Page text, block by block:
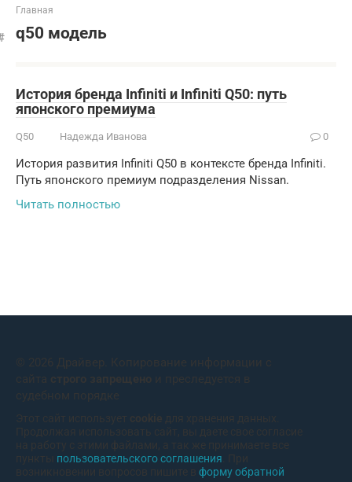
Главная
q50 модель
История бренда Infiniti и Infiniti Q50: путь
японского премиума
Q50 Надежда Иванова 0
История развития Infiniti Q50 в контексте бренда Infiniti.
Путь японского премиум подразделения Nissan.
Читать полностью
© 2026 Драйвер. Копирование информации с
сайта строго запрещено и преследуется в
судебном порядке
Этот сайт использует cookie для хранения данных.
Продолжая использовать сайт, вы даете свое согласие
на работу с этими файлами, а так же принимаете все
пункты пользовательского соглашения . При
возникновении вопросов пишите в форму обратной